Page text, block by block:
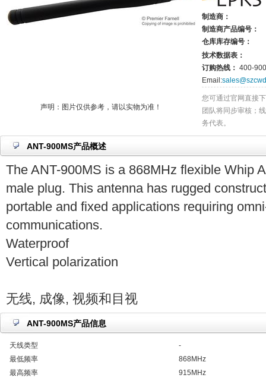
声明：图片仅供参考，请以实物为准！
制造商：
制造商产品编号：
仓库库存编号：
技术数据表：
订购热线： 400-
Email:
您可通过官网直接
团队将同步审核；
务代表。
ANT-900MS产品概述
The ANT-900MS is a 868MHz flexible Whip
male plug. This antenna has rugged
portable and fixed applications requiring
communications.
Waterproof
Vertical polarization
无线, 成像, 视频和目视
ANT-900MS产品信息
天线类型
-
最低频率
868MHz
最高频率
915MHz